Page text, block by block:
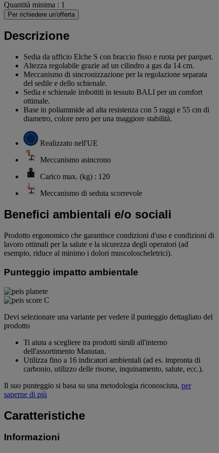
Quantità minima : 1
Per richiedere un'offerta
Descrizione
Sedia da ufficio Elche S con braccio fisso e ruota per parquet.
Altezza regolabile grazie ad un cilindro a gas da 14 cm.
Meccanismo di sincronizzazione per la regolazione separata
del sedile e dello schienale.
Sedia e schienale imbottiti in tessuto BALI per un comfort
ottimale.
Base in poliammide ad alta resistenza con 5 raggi e 55 cm di
diametro, colore nero per una maggiore stabilità.
Realizzato nell'UE
Meccanismo asincrono
Carico max. (kg) : 120
Meccanismo di seduta scorrevole
Benefici ambientali e/o sociali
Prodotto ergonomico che garantisce condizioni d'uso e condizioni di
lavoro ottimali per la salute e la sicurezza degli operatori (ad
esempio, riduce al minimo i dolori muscoloscheletrici).
Punteggio impatto ambientale
Devi selezionare una variante per vedere il punteggio dettagliato del
prodotto
Ti aiuta a scegliere tra prodotti simili all'interno
dell'assortimento Manutan.
Utilizza fino a 16 indicatori ambientali (ad es. impronta di
carbonio, utilizzo delle risorse, inquinamento, salute, ecc.).
Il suo punteggio si basa su una metodologia riconosciuta, per
saperne di più
Caratteristiche
Informazioni